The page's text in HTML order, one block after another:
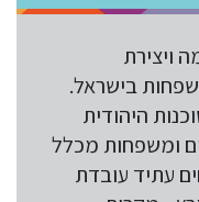
ויצירת
בישראל.
היהודית
ומשפחות מכלל
עתיד עובדת